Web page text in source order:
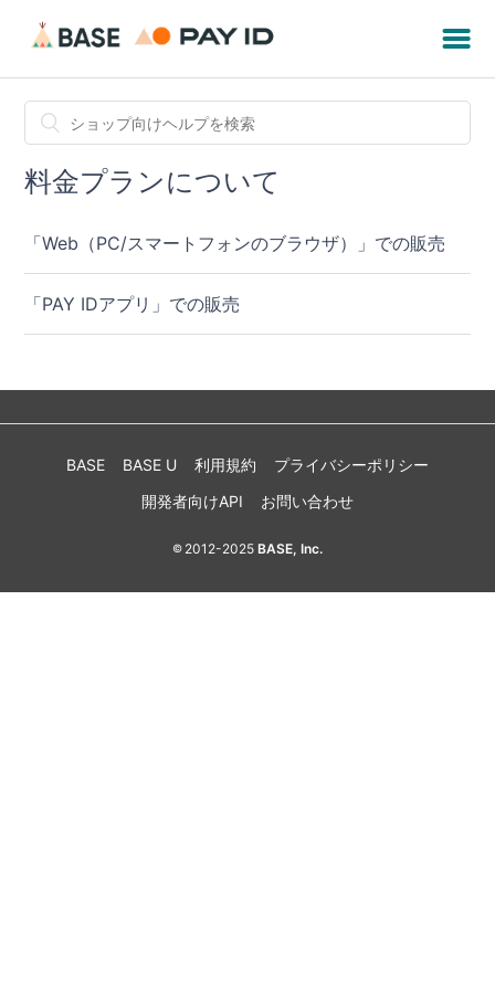
料金プランについて
「Web（PC/スマートフォンのブラウザ）」での販売
「PAY IDアプリ」での販売
BASE BASE U 利用規約
プライバシーポリシー
開発者向けAPI
お問い合わせ
© 2012-2025BASE, Inc.